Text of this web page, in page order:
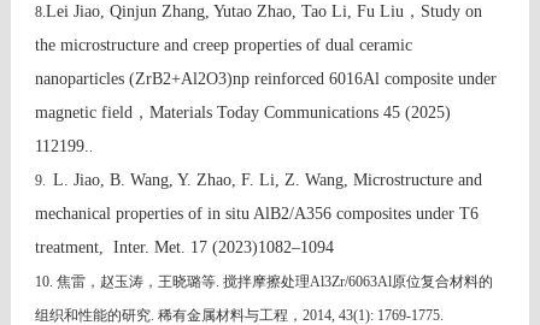
8. Lei Jiao, Qinjun Zhang, Yutao Zhao, Tao Li Fu Liu ， Study on
the microstructure and creep properties of dual ceramic
nanoparticles (ZrB2+Al2O3)np reinforced 6016Al composite under
magnetic field ， Materials Today Communications 45 (2025)
112199.
9.
L. Jiao, B. Wang, Y. Zhao, F. Li, Z. Wang, Microstructure and
mechanical properties of in situ AlB2/A356 composites under T6
treatment, Inter. Met. 17 (2023)1082–1094
10. 焦雷，赵玉涛，王晓璐等. 搅拌摩擦处理Al3Zr/6063Al原位复合材料的
组织和性能的研究. 稀有金属材料与工程， 2014, 43(1): 1769-1775.